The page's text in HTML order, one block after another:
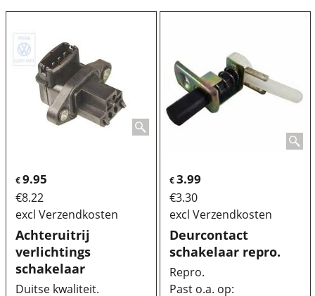
€9.95
€8.22
excl Verzendkosten
Achteruitrij
verlichtings
schakelaar
Duitse kwaliteit.
€3.99
€3.30
excl Verzendkosten
Deurcontact
schakelaar repro.
Repro.
Past o.a. op: